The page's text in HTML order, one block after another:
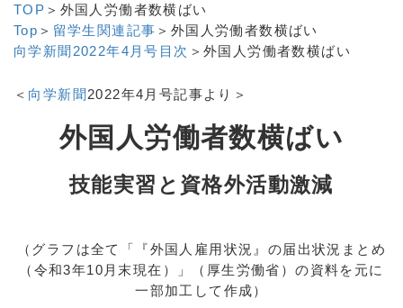
TOP ＞外国人労働者数横ばい
Top ＞ 留学生関連記事 ＞外国人労働者数横ばい
向学新聞2022年4月号目次 ＞外国人労働者数横ばい
＜ 向学新聞2022年4月号記事より＞
外国人労働者数横ばい
技能実習と資格外活動激減
（グラフは全て「『外国人雇用状況』の届出状況まとめ
（令和3年10月末現在）」（厚生労働省）の資料を元に
一部加工して作成）